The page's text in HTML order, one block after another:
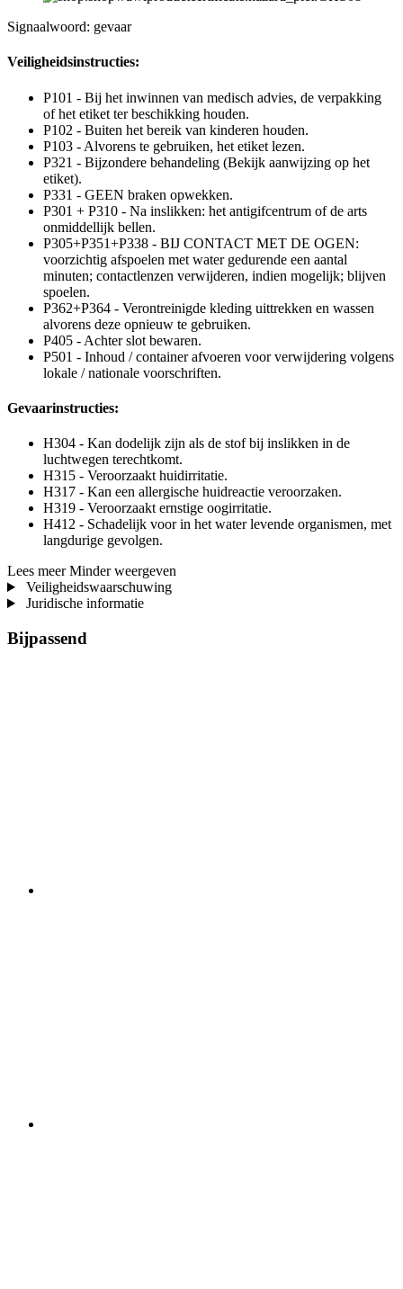
Signaalwoord: gevaar
Veiligheidsinstructies:
P101 - Bij het inwinnen van medisch advies, de verpakking
of het etiket ter beschikking houden.
P102 - Buiten het bereik van kinderen houden.
P103 - Alvorens te gebruiken, het etiket lezen.
P321 - Bijzondere behandeling (Bekijk aanwijzing op het
etiket).
P331 - GEEN braken opwekken.
P301 + P310 - Na inslikken: het antigifcentrum of de arts
onmiddellijk bellen.
P305+P351+P338 - BIJ CONTACT MET DE OGEN:
voorzichtig afspoelen met water gedurende een aantal
minuten; contactlenzen verwijderen, indien mogelijk; blijven
spoelen.
P362+P364 - Verontreinigde kleding uittrekken en wassen
alvorens deze opnieuw te gebruiken.
P405 - Achter slot bewaren.
P501 - Inhoud / container afvoeren voor verwijdering volgens
lokale / nationale voorschriften.
Gevaarinstructies:
H304 - Kan dodelijk zijn als de stof bij inslikken in de
luchtwegen terechtkomt.
H315 - Veroorzaakt huidirritatie.
H317 - Kan een allergische huidreactie veroorzaken.
H319 - Veroorzaakt ernstige oogirritatie.
H412 - Schadelijk voor in het water levende organismen, met
langdurige gevolgen.
Lees meer Minder weergeven
Veiligheidswaarschuwing
Juridische informatie
Bijpassend